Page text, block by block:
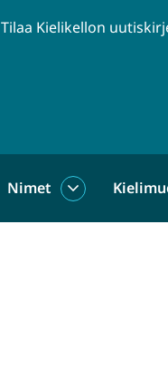
Tilaa Kielikellon
Nimet
Nimet